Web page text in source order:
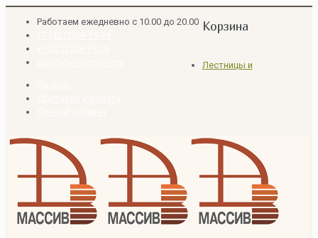
Работаем ежедневно с 10.00 до 20.00 Корзина
Лестницы и